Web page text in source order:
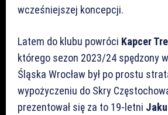
wcześniejszej koncepcji.
Latem do klubu powróci Kapcer
którego sezon 2023/24 spędzony
Śląska Wrocław był po prostu
wypożyczeniu do Skry
prezentował się za to 19-letni